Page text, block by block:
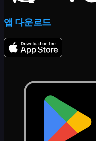
앱 다운로드